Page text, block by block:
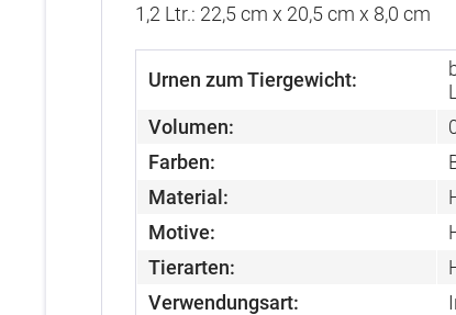
1,2 Ltr.: 22,5 cm x 20,5 cm x 8,0 cm
Urnen zum Tiergewicht:
Volumen:
Farben:
Material:
Motive:
Tierarten:
Verwendungsart: